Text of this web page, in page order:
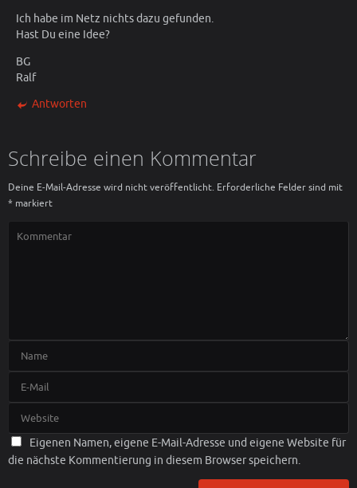
Ich habe im Netz nichts dazu gefunden.
Hast Du eine Idee?
BG
Ralf
Antworten
Schreibe einen Kommentar
Deine E-Mail-Adresse wird nicht veröffentlicht. Erforderliche Felder sind mit
* markiert
Eigenen Namen, eigene E-Mail-Adresse und eigene Website für
die nächste Kommentierung in diesem Browser speichern.